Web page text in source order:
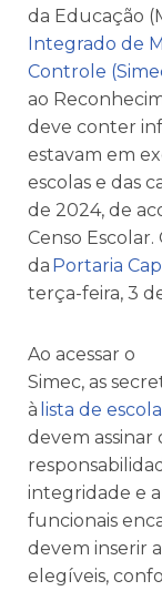
da Educação
Integrado de
Controle
ao
deve conter
estavam em
escolas e das
de 2024, de
Censo
da Portaria
terça-feira, 3
Ao acessar o
Simec, as
à lista de
devem assinar
integridade e
funcionais
devem inserir
elegíveis,